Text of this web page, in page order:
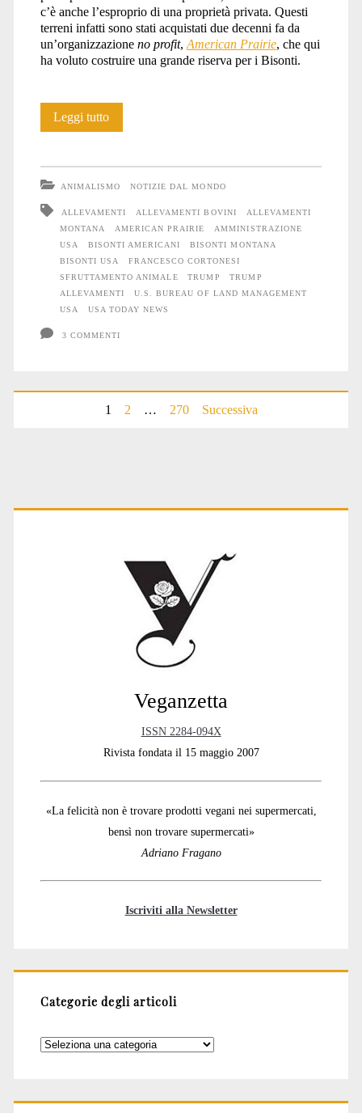
c’è anche l’esproprio di una proprietà privata. Questi
terreni infatti sono stati acquistati due decenni fa da
un’organizzazione no profit, American Prairie, che qui
ha voluto costruire una grande riserva per i Bisonti.
Leggi tuttoUSA:
delle
terre
dei
ANIMALISMO NOTIZIE DAL MONDO
ALLEVAMENTI ALLEVAMENTI BOVINI
ALLEVAMENTI
MONTANA
AMERICAN PRAIRIE
AMMINISTRAZIONE
USA
BISONTI AMERICANI
BISONTI MONTANA
BISONTI USA
FRANCESCO CORTONESI
SFRUTTAMENTO ANIMALE
TRUMP
TRUMP
ALLEVAMENTI
U.S. BUREAU OF LAND MANAGEMENT
USA
USA TODAY NEWS
3 COMMENTI
Paginazione
1 2 … 270 Successiva
Primary
Veganzetta
ISSN 2284-094X
Rivista fondata il 15 maggio 2007
«La felicità non è trovare prodotti vegani nei supermercati,
bensì non trovare supermercati»
Adriano Fragano
Iscriviti alla Newsletter
Categorie degli articoli
Categorie